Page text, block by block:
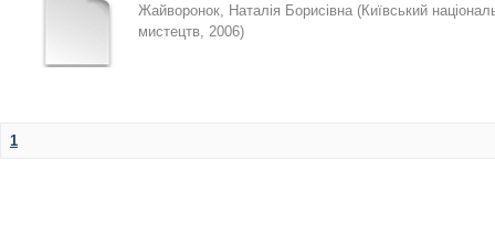
Жайворонок, Наталія Борисівна (Київський
мистецтв, 2006)
1